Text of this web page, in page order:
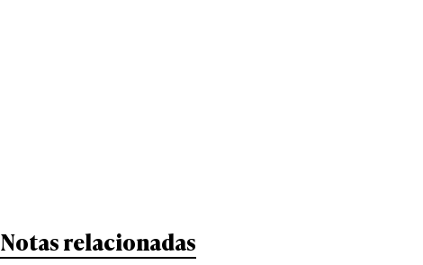
Notas relacionadas